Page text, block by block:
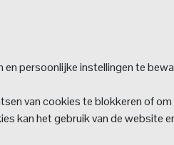
persoonlijke instellingen te
van cookies te blokkeren of
kan het gebruik van de website